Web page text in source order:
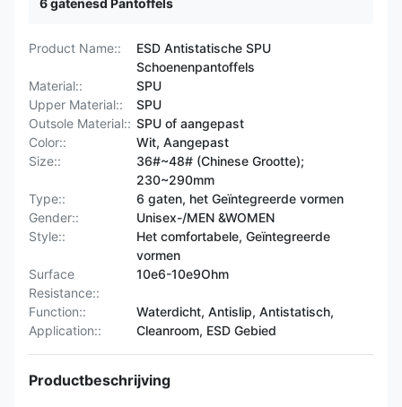
6 gatenesd Pantoffels
Product Name::
ESD Antistatische SPU
Schoenenpantoffels
Material::
SPU
Upper Material::
SPU
Outsole Material:: SPU of aangepast
Color::
Wit, Aangepast
Size::
36#~48# (Chinese Grootte);
230~290mm
Type::
6 gaten, het Geïntegreerde vormen
Gender::
Unisex-/MEN &WOMEN
Style::
Het comfortabele, Geïntegreerde
vormen
Surface
Resistance::
10e6-10e9Ohm
Function::
Waterdicht, Antislip, Antistatisch,
Application::
Cleanroom, ESD Gebied
Productbeschrijving